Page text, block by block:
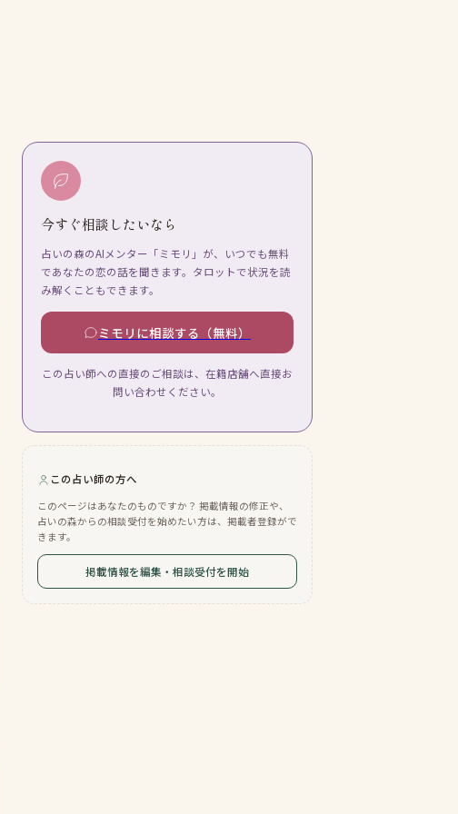
今すぐ相談したいなら
占いの森のAIメンター「ミモリ」が、いつでも無料
であなたの恋の話を聞きます。タロットで状況を読
み解くこともできます。
ミモリに相談する（無料）
この占い師への直接のご相談は、在籍店舗へ直接お
問い合わせください。
この占い師の方へ
このページはあなたのものですか？ 掲載情報の修正や、
占いの森からの相談受付を始めたい方は、掲載者登録がで
きます。
掲載情報を編集・相談受付を開始